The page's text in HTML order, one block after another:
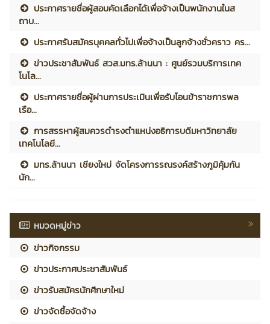
ประกาศรายชื่อผู้สอบคัดเลือกได้เพื่อจ้างเป็นพนักงานในส
ถาบ...
ประกาศรับสมัครบุคคลทั่วไปเพื่อจ้างเป็นลูกจ้างชั่วคราว คร...
ข่าวประชาสัมพันธ์ สวส.มทร.ล้านนา : ศูนย์รวมบริการเทค
โนโล...
ประกาศรายชื่อผู้ผ่านการประเมินเพื่อรับโอนข้าราชการพล
เรือ...
การสรรหาผู้สมควรดำรงตำแหน่งอธิการบดีมหาวิทยาลัย
เทคโนโลยี...
มทร.ล้านนา เชียงใหม่ จัดโครงการรณรงค์สร้างภูมิคุ้มกัน
นัก...
หมวดหมู่ข่าว
ข่าวกิจกรรม
ข่าวประกาศประชาสัมพันธ์
ข่าวรับสมัครนักศึกษาใหม่
ข่าวจัดซื้อจัดจ้าง